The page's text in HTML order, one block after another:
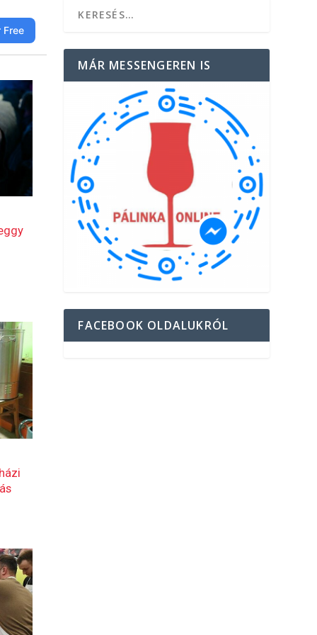
MÁR MESSENGEREN IS
FACEBOOK OLDALUKRÓL